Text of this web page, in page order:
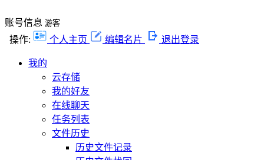
账号信息 游客
操作: 个人主页 编辑名片 退出登录
我的
云存储
我的好友
在线聊天
任务列表
文件历史
历史文件记录